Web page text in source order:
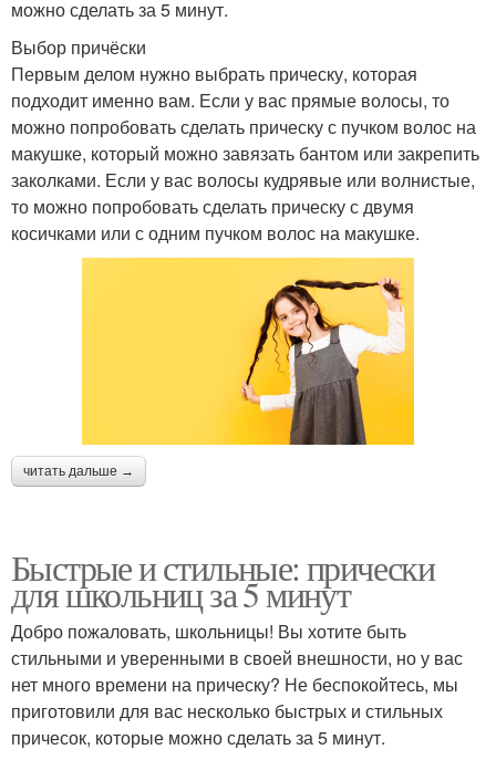
можно сделать за 5 минут.
Выбор причёски
Первым делом нужно выбрать прическу, которая
подходит именно вам. Если у вас прямые волосы, то
можно попробовать сделать прическу с пучком волос на
макушке, который можно завязать бантом или закрепить
заколками. Если у вас волосы кудрявые или волнистые,
то можно попробовать сделать прическу с двумя
косичками или с одним пучком волос на макушке.
читать дальше →
Быстрые и стильные: прически
для школьниц за 5 минут
Добро пожаловать, школьницы! Вы хотите быть
стильными и уверенными в своей внешности, но у вас
нет много времени на прическу? Не беспокойтесь, мы
приготовили для вас несколько быстрых и стильных
причесок, которые можно сделать за 5 минут.